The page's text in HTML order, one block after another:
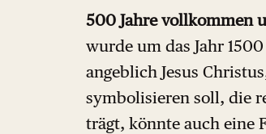
500 Jahre vollkommen
wurde um das Jahr
angeblich Jesus
symbolisieren soll, die
trägt, könnte auch eine